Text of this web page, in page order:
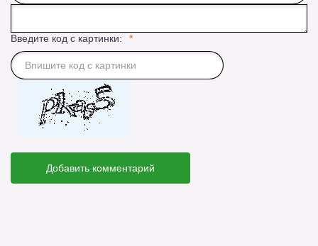
Введите код с картинки:
Добавить комментарий